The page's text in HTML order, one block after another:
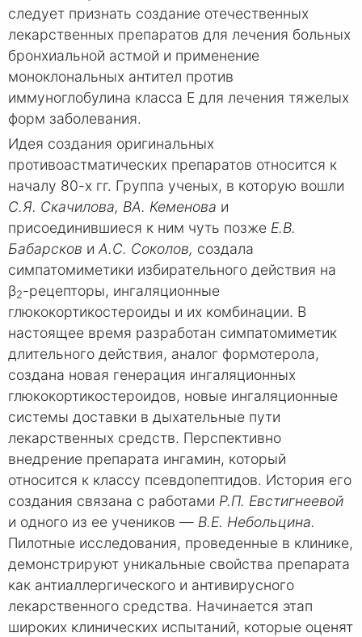
следует признать создание отечественных
лекарственных препаратов для лечения больных
бронхиальной астмой и применение
моноклональных антител против
иммуноглобулина класса Е для лечения тяжелых
форм заболевания.
Идея создания оригинальных
противоастматических препаратов относится к
началу 80-х гг. Группа ученых, в которую вошли
С.Я. Скачилова, ВА. Кеменова и
присоединившиеся к ним чуть позже Е.В.
Бабарсков и А.С. Соколов, создала
симпатомиметики избирательного действия на
β2-рецепторы, ингаляционные
глюкокортикостероиды и их комбинации. В
настоящее время разработан симпатомиметик
длительного действия, аналог формотерола,
создана новая генерация ингаля­ционных
глюкокортикостероидов, новые ингаляционные
системы доставки в дыхательные пути
лекарственных средств. Перспективно
внедрение препарата ингамин, который
относится к классу псевдопептидов. История его
создания связана с работами Р.П. Евстигнеевой
и одного из ее учеников — В.Е. Небольцина.
Пилотные исследования, проведенные в клинике,
демонстрируют уникальные свойства препарата
как антиаллергического и антивирусного
лекарственного средства. Начинается этап
широких клинических испытаний, которые оценят